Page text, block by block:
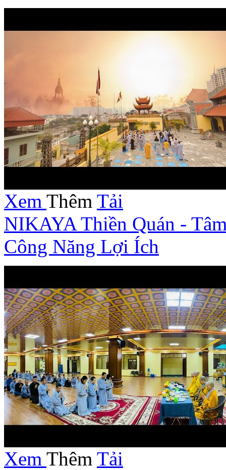
Xem Thêm Tải
NIKAYA Thiền Quán -
Công Năng Lợi Ích
Xem Thêm Tải